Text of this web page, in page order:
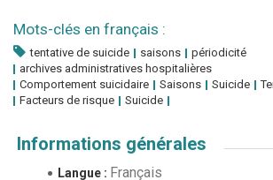
Mots-clés en français :
tentative de suicide saisons
périodicité
archives administratives hospitalières
Comportement suicidaire
Saisons Suicide
Facteurs de risque
Suicide
Informations générales
Langue : Français